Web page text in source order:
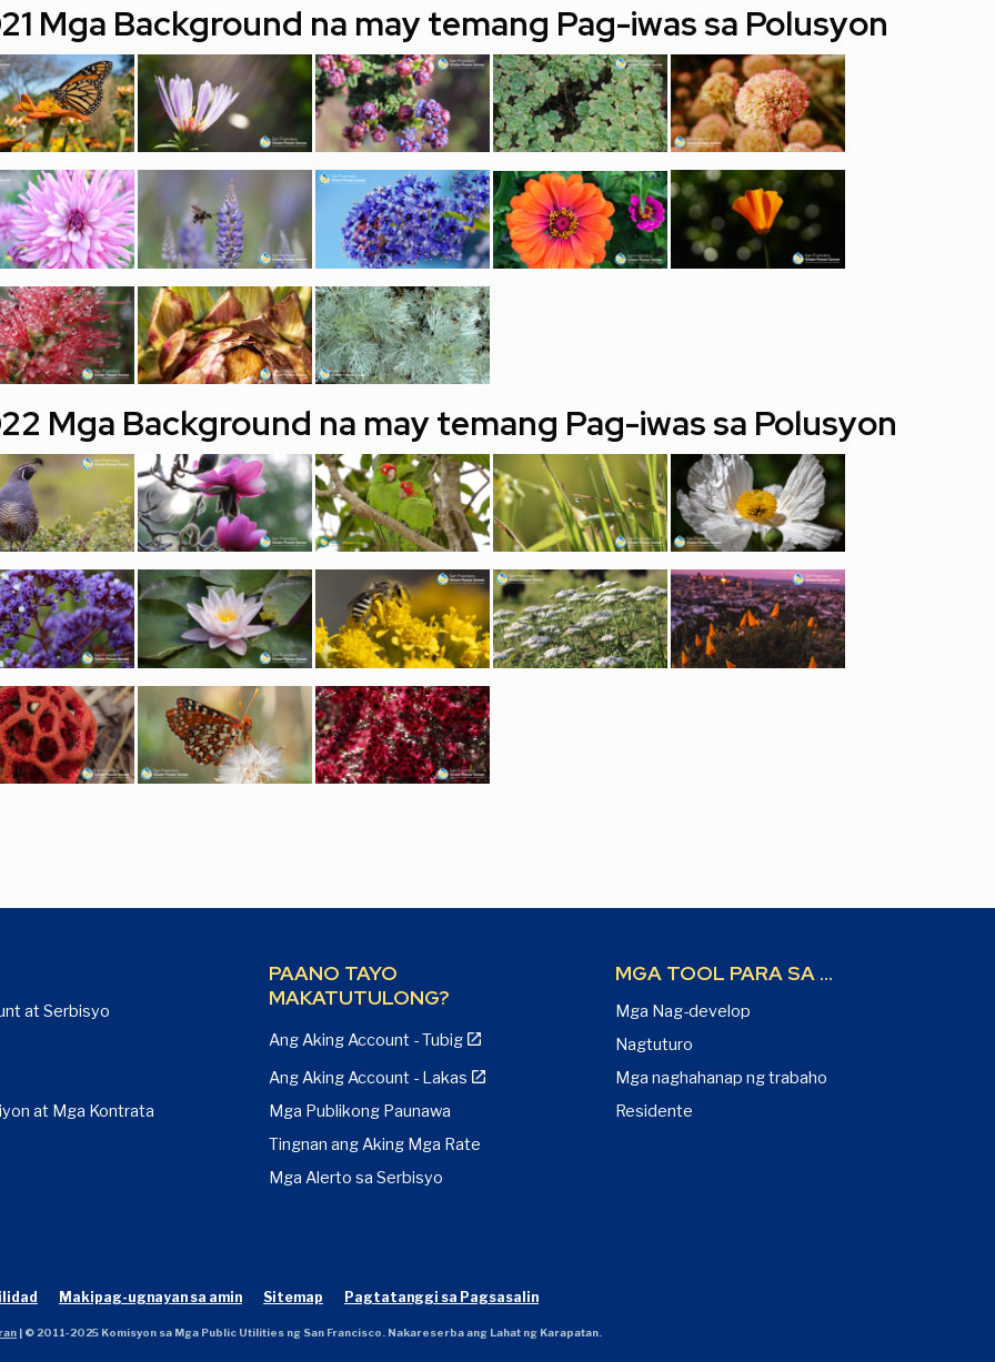
Mga Background na may temang Pag-iwas sa Polusyon
Mga Background na may temang Pag-iwas sa Polusyon
at Serbisyo
at Mga Kontrata
PAANO TAYO
MAKATUTULONG?
Ang Aking Account - Tubig
Ang Aking Account - Lakas
Mga Publikong Paunawa
Tingnan ang Aking Mga Rate
Mga Alerto sa Serbisyo
MGA TOOL PARA SA ...
Mga Nag-develop
Nagtuturo
Mga naghahanap ng trabaho
Residente
Makipag-ugnayan sa amin Sitemap Pagtatanggi sa Pagsasalin
| © 2011-2025 Komisyon sa Mga Public Utilities ng San Francisco. Nakareserba ang Lahat ng Karapatan.